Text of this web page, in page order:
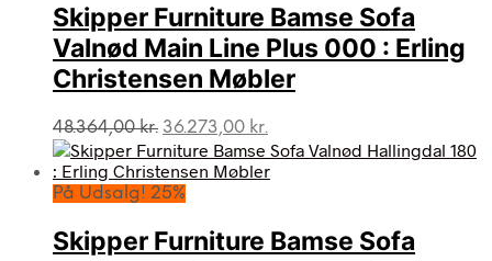
Skipper Furniture Bamse Sofa
Valnød Main Line Plus 000 : Erling
Christensen Møbler
48.364,00kr. Den
oprindelige
pris
var:
36.273,00 kr.
aktuelle
pris
På Udsalg! 25%
Skipper Furniture Bamse Sofa